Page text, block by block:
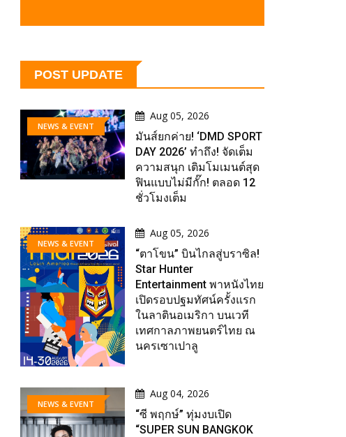
POST UPDATE
NEWS & EVENT
Aug 05, 2026
มันส์ยกค่าย! ‘DMD SPORT
DAY 2026’ ทำถึง! จัดเต็ม
ความสนุก เติมโมเมนต์สุด
ฟินแบบไม่มีกั๊ก! ตลอด 12
ชั่วโมงเต็ม
NEWS & EVENT
Aug 05, 2026
“ตาโขน” บินไกลสู่บราซิล!
Star Hunter
Entertainment พาหนังไทย
เปิดรอบปฐมทัศน์ครั้งแรก
ในลาตินอเมริกา บนเวที
เทศกาลภาพยนตร์ไทย ณ
นครเซาเปาลู
NEWS & EVENT
Aug 04, 2026
“ซี พฤกษ์” ทุ่มงบเปิด
“SUPER SUN BANGKOK